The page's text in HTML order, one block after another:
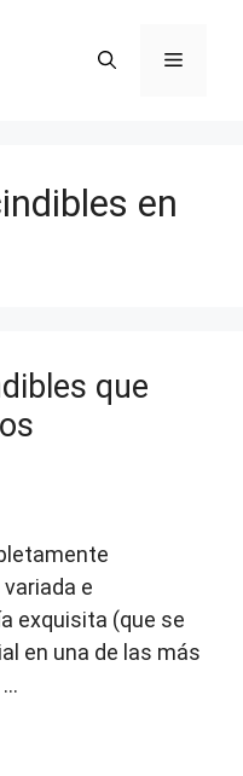
Menú
en
que
e
exquisita (que se
en una de las más
…